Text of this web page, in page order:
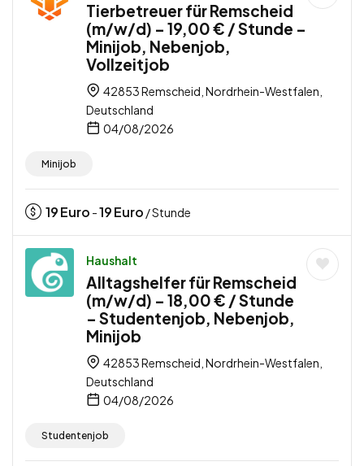
Tierbetreuer für Remscheid
(m/w/d) – 19,00 € / Stunde –
Minijob, Nebenjob,
Vollzeitjob
42853 Remscheid, Nordrhein-Westfalen,
Deutschland
04/08/2026
Minijob
19Euro -19Euro / Stunde
Haushalt
Alltagshelfer für Remscheid
(m/w/d) – 18,00 € / Stunde
– Studentenjob, Nebenjob,
Minijob
42853 Remscheid, Nordrhein-Westfalen,
Deutschland
04/08/2026
Studentenjob